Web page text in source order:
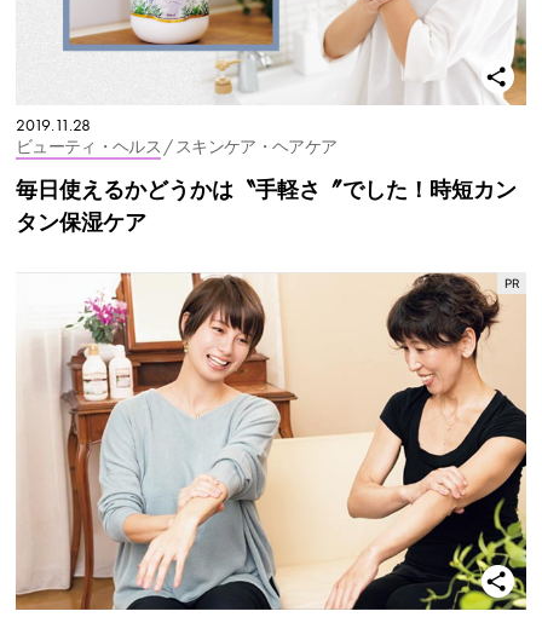
2019.11.28
ビューティ・ヘルス / スキンケア・ヘアケア
毎日使えるかどうかは〝手軽さ〞でした！時短カン
タン保湿ケア